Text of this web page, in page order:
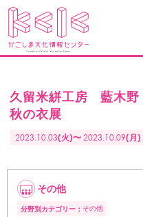
久留米絣工房 藍木
秋の衣展
2023.10.03(火)〜2023.10.09(月)
その他
分野別カテゴリー： その他